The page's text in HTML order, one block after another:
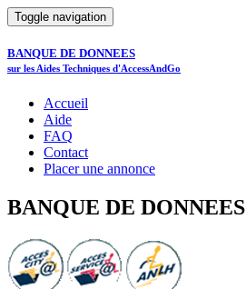
Toggle navigation
BANQUE DE DONNEES
sur les Aides Techniques d'AccessAndGo
Accueil
Aide
FAQ
Contact
Placer une annonce
BANQUE DE DONNEES